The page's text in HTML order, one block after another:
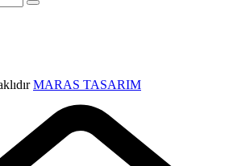
MARAS TASARIM